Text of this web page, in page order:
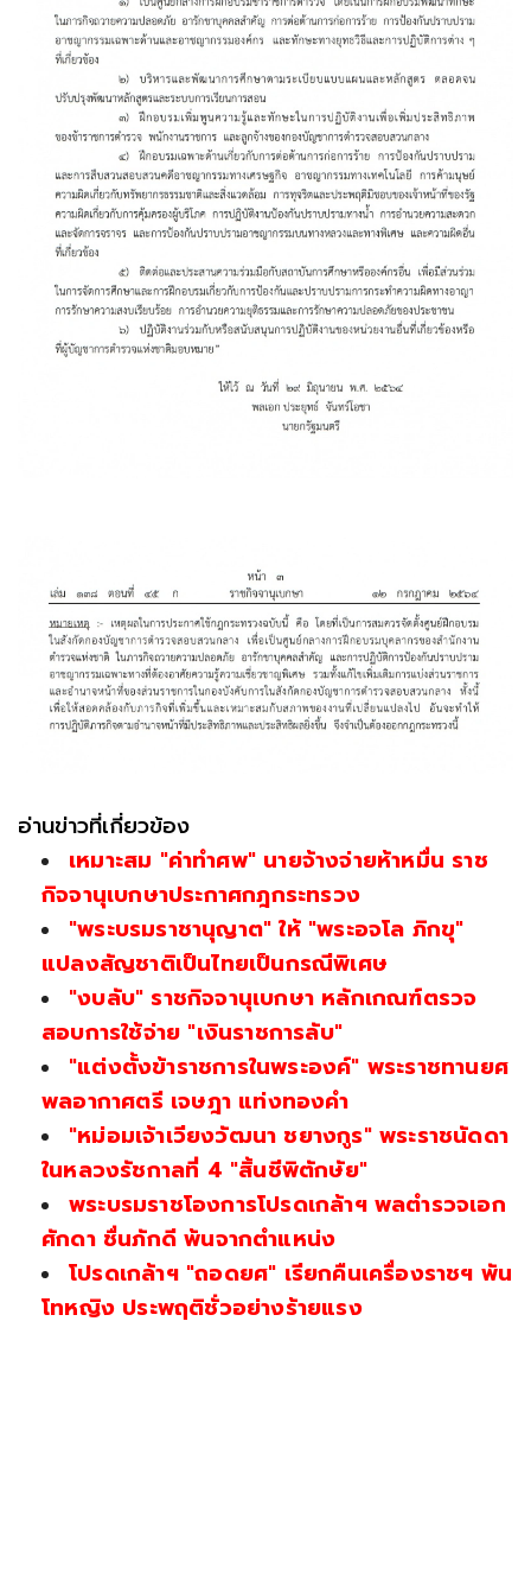
อ่านข่าวที่เกี่ยวข้อง
เหมาะสม "ค่าทำศพ" นายจ้างจ่ายห้าหมื่น ราช
กิจจานุเบกษาประกาศกฎกระทรวง
"พระบรมราชานุญาต" ให้ "พระอจโล ภิกขุ"
แปลงสัญชาติเป็นไทยเป็นกรณีพิเศษ
"งบลับ" ราชกิจจานุเบกษา หลักเกณฑ์ตรวจ
สอบการใช้จ่าย "เงินราชการลับ"
"แต่งตั้งข้าราชการในพระองค์" พระราชทานยศ
พลอากาศตรี เจษฎา แท่งทองคำ
"หม่อมเจ้าเวียงวัฒนา ชยางกูร" พระราชนัดดา
ในหลวงรัชกาลที่ 4 "สิ้นชีพิตักษัย"
พระบรมราชโองการโปรดเกล้าฯ พลตำรวจเอก
ศักดา ชื่นภักดี พ้นจากตำแหน่ง
โปรดเกล้าฯ "ถอดยศ" เรียกคืนเครื่องราชฯ พัน
โทหญิง ประพฤติชั่วอย่างร้ายแรง